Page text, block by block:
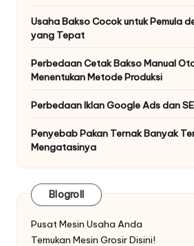
Usaha Bakso Cocok untuk Pemula
yang Tepat
Perbedaan Cetak Bakso Manual
Menentukan Metode Produksi
Perbedaan Iklan Google Ads dan
Penyebab Pakan Ternak Banyak
Mengatasinya
Blogroll
Pusat Mesin Usaha Anda
Temukan Mesin Grosir Disini!